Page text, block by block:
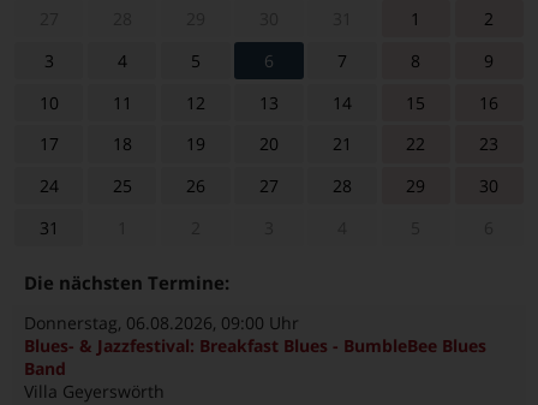
1
2
3
4 5 6 7 8
9
10
11 12 13 14 15
16
17
18 19 20 21 22
23
24
25 26 27 28 29
30
31
Die nächsten Termine:
Donnerstag, 06.08.2026, 09:00 Uhr
Blues- & Jazzfestival: Breakfast Blues - BumbleBee Blues
Band
Villa Geyerswörth